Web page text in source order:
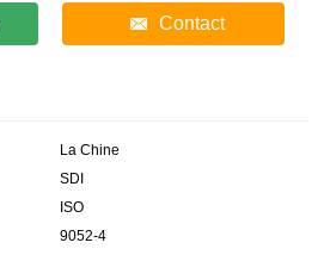
Contact
La Chine
SDI
ISO
9052-4